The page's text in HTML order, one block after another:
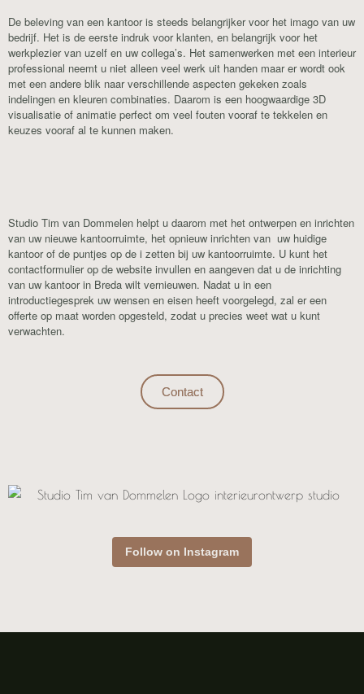
De beleving van een kantoor is steeds belangrijker voor het imago van uw
bedrijf. Het is de eerste indruk voor klanten, en belangrijk voor het
werkplezier van uzelf en uw collega’s. Het samenwerken met een interieur
professional neemt u niet alleen veel werk uit handen maar er wordt ook
met een andere blik naar verschillende aspecten gekeken zoals
indelingen en kleuren combinaties. Daarom is een hoogwaardige 3D
visualisatie of animatie perfect om veel fouten vooraf te tekkelen en
keuzes vooraf al te kunnen maken.
Studio Tim van Dommelen helpt u daarom met het ontwerpen en inrichten
van uw nieuwe kantoorruimte, het opnieuw inrichten van uw huidige
kantoor of de puntjes op de i zetten bij uw kantoorruimte. U kunt het
contactformulier op de website invullen en aangeven dat u de inrichting
van uw kantoor in Breda wilt vernieuwen. Nadat u in een
introductiegesprek uw wensen en eisen heeft voorgelegd, zal er een
offerte op maat worden opgesteld, zodat u precies weet wat u kunt
verwachten.
Contact
Follow on Instagram